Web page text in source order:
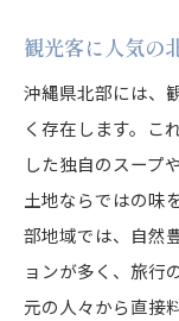
中部で
濃厚ス
地元の
沖縄そばを
地域
地元
初めて
観光客に人気の
沖縄県北部には、
く存在します。こ
した独自のスープ
土地ならではの味
部地域では、自然
ョンが多く、旅行
元の人々から直接